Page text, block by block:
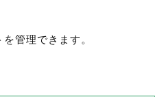
管理できます。